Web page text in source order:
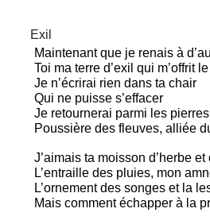
Exil
Maintenant que je renais à
Toi ma terre d’exil qui m’offrit
Je n’écrirai rien dans ta chair
Qui ne puisse s’effacer
Je retournerai parmi les pierres
Poussière des fleuves, alliée
J’aimais ta moisson d’herbe et
L’entraille des pluies, mon
L’ornement des songes et la
Mais comment échapper à la